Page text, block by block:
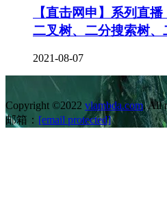
【直击网申】系列直
二叉树、二分搜索树、
2021-08-07
Copyright ©2022 vlambda.com. All
邮箱： [email protected]